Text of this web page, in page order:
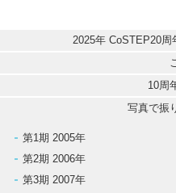
2025年 CoSTEP20
10周
写真で振
第1期 2005年
第2期 2006年
第3期 2007年